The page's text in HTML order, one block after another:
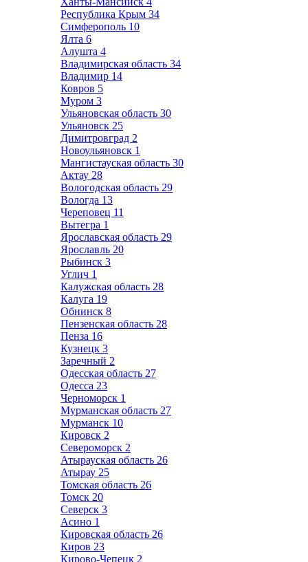
Республика Крым 34
Симферополь 10
Ялта 6
Алушта 4
Владимирская область 34
Владимир 14
Ковров 5
Муром 3
Ульяновская область 30
Ульяновск 25
Димитровград 2
Новоульяновск 1
Мангистауская область 30
Актау 28
Вологодская область 29
Вологда 13
Череповец 11
Вытегра 1
Ярославская область 29
Ярославль 20
Рыбинск 3
Углич 1
Калужская область 28
Калуга 19
Обнинск 8
Пензенская область 28
Пенза 16
Кузнецк 3
Заречный 2
Одесская область 27
Одесса 23
Черноморск 1
Мурманская область 27
Мурманск 10
Кировск 2
Североморск 2
Атырауская область 26
Атырау 25
Томская область 26
Томск 20
Северск 3
Асино 1
Кировская область 26
Киров 23
Кирово-Чепецк 2